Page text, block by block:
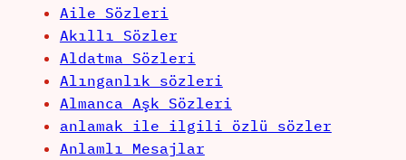
Aile Sözleri
Akıllı Sözler
Aldatma Sözleri
Alınganlık sözleri
Almanca Aşk Sözleri
anlamak ile ilgili özlü sözler
Anlamlı Mesajlar